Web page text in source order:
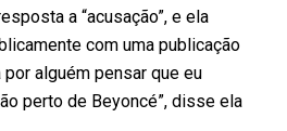
a “acusação”, e ela
com uma publicação
por alguém pensar que eu
perto de Beyoncé”, disse ela